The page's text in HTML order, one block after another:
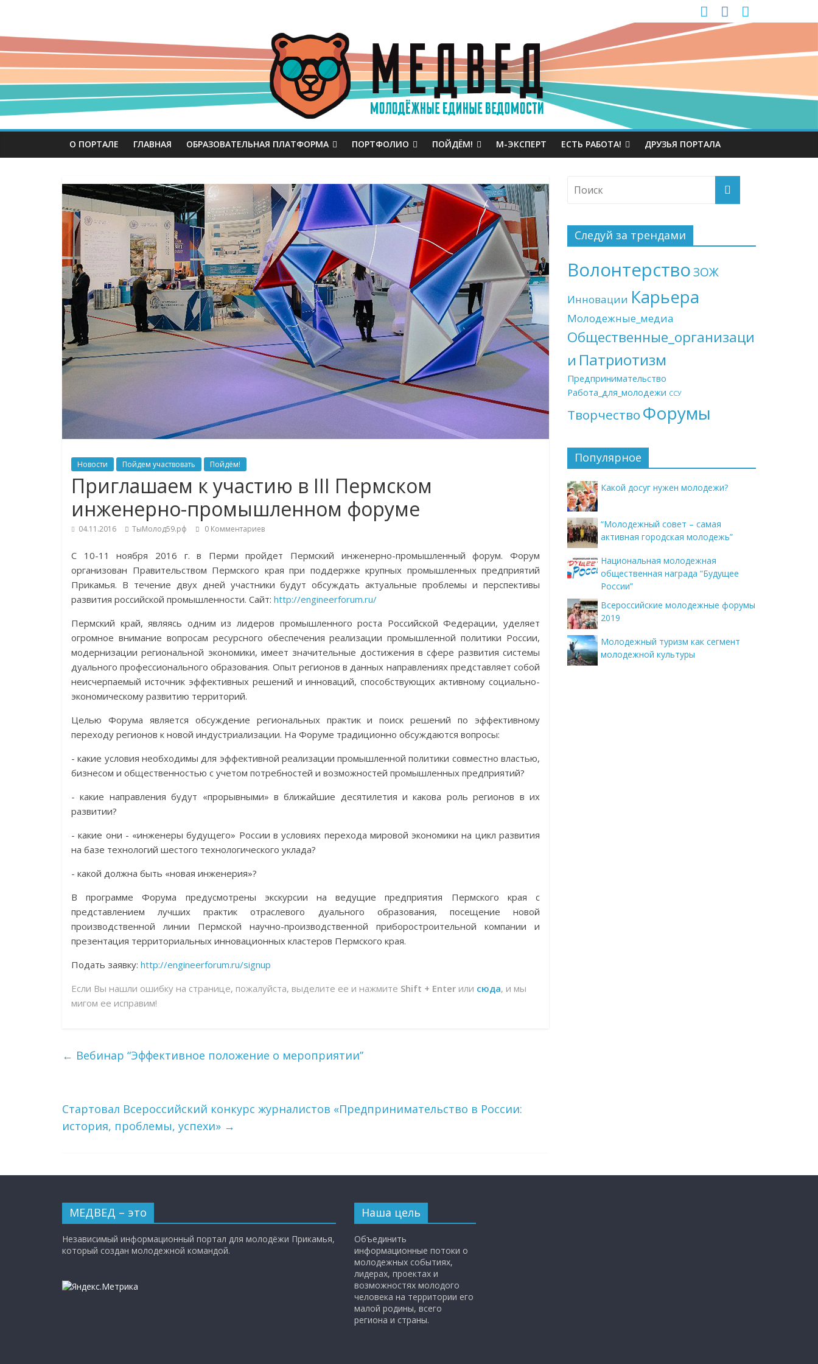
О ПОРТАЛЕ ГЛАВНАЯ ОБРАЗОВАТЕЛЬНАЯ ПЛАТФОРМА ПОРТФОЛИО ПОЙДЁМ! М-ЭКСПЕРТ ЕСТЬ РАБОТА! ДРУЗЬЯ ПОРТАЛА
Новости Пойдем участвовать Пойдём!
Приглашаем к участию в III Пермском
инженерно-промышленном форуме
04.11.2016 ТыМолод59.рф 0 Комментариев
С 10-11 ноября 2016 г. в Перми пройдет Пермский инженерно-промышленный форум. Форум
организован Правительством Пермского края при поддержке крупных промышленных предприятий
Прикамья. В течение двух дней участники будут обсуждать актуальные проблемы и перспективы
развития российской промышленности. Сайт: http://engineerforum.ru/
Пермский край, являясь одним из лидеров промышленного роста Российской Федерации, уделяет
огромное внимание вопросам ресурсного обеспечения реализации промышленной политики России,
модернизации региональной экономики, имеет значительные достижения в сфере развития системы
дуального профессионального образования. Опыт регионов в данных направлениях представляет собой
неисчерпаемый источник эффективных решений и инноваций, способствующих активному социально-
экономическому развитию территорий.
Целью Форума является обсуждение региональных практик и поиск решений по эффективному
переходу регионов к новой индустриализации. На Форуме традиционно обсуждаются вопросы:
- какие условия необходимы для эффективной реализации промышленной политики совместно властью,
бизнесом и общественностью с учетом потребностей и возможностей промышленных предприятий?
- какие направления будут «прорывными» в ближайшие десятилетия и какова роль регионов в их
развитии?
- какие они - «инженеры будущего» России в условиях перехода мировой экономики на цикл развития
на базе технологий шестого технологического уклада?
- какой должна быть «новая инженерия»?
В программе Форума предусмотрены экскурсии на ведущие предприятия Пермского края с
представлением лучших практик отраслевого дуального образования, посещение новой
производственной линии Пермской научно-производственной приборостроительной компании и
презентация территориальных инновационных кластеров Пермского края.
Подать заявку: http://engineerforum.ru/signup
Если Вы нашли ошибку на странице, пожалуйста, выделите ее и нажмите Shift + Enter или сюда, и мы
мигом ее исправим!
← Вебинар “Эффективное положение о мероприятии”
Стартовал Всероссийский конкурс журналистов «Предпринимательство в России:
история, проблемы, успехи» →
Следуй за трендами
ВолонтерствоЗОЖ
Инновации Карьера
Молодежные_медиа
Общественные_организаци
и Патриотизм
Предпринимательство
Работа_для_молодежи ССУ
Творчество Форумы
Популярное
Какой досуг нужен молодежи?
“Молодежный совет – самая
активная городская молодежь”
Национальная молодежная
общественная награда “Будущее
России”
Всероссийские молодежные форумы
2019
Молодежный туризм как сегмент
молодежной культуры
МЕДВЕД – это
Независимый информационный портал для молодёжи Прикамья,
который создан молодежной командой.
Наша цель
Объединить
информационные потоки о
молодежных событиях,
лидерах, проектах и
возможностях молодого
человека на территории его
малой родины, всего
региона и страны.